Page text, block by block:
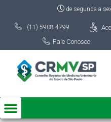
de segunda a
(11) 5908 4799
Fale Conosco